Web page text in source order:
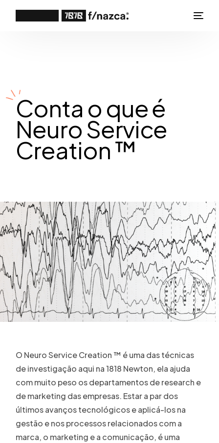
Conta o que é
Neuro Service
Creation ™
O Neuro Service Creation ™ é uma das técnicas
de investigação aqui na 1818 Newton, ela ajuda
com muito peso os departamentos de research e
de marketing das empresas. Estar a par dos
últimos avanços tecnológicos e aplicá-los na
gestão e nos processos relacionados com a
marca, o marketing e a comunicação, é uma